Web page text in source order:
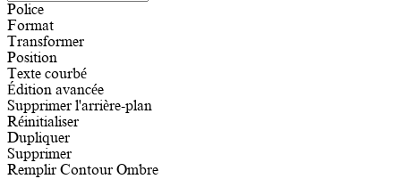
Police
Format
Transformer
Position
Texte courbé
Édition avancée
Supprimer l'arrière-plan
Réinitialiser
Dupliquer
Supprimer
Remplir Contour Ombre